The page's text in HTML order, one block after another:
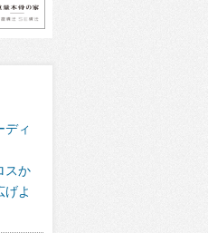
ディ
スか
げよ